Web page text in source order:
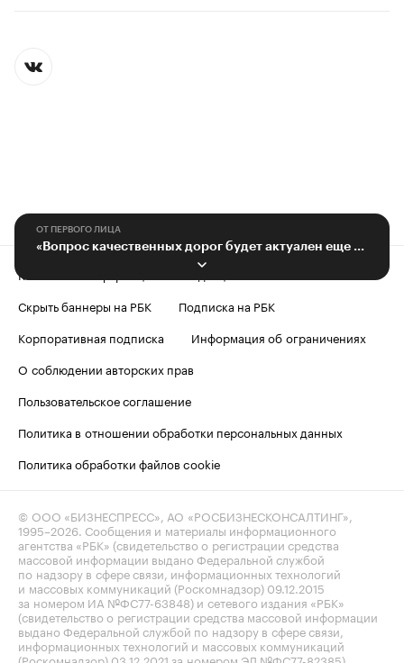
ОТ ПЕРВОГО ЛИЦА
«Вопрос качественных дорог будет актуален еще не одно десятилетие»
Контактная информация
Редакция
Скрыть баннеры на РБК
Подписка на РБК
Корпоративная подписка
Информация об ограничениях
О соблюдении авторских прав
Пользовательское соглашение
Политика в отношении обработки персональных данных
Политика обработки файлов cookie
© ООО «БИЗНЕСПРЕСС», АО «РОСБИЗНЕСКОНСАЛТИНГ»,
1995–2026 . Сообщения и материалы информационного
агентства «РБК» (свидетельство о регистрации средства
массовой информации выдано Федеральной службой
по надзору в сфере связи, информационных технологий
и массовых коммуникаций (Роскомнадзор) 09.12.2015
за номером ИА №ФС77-63848) и сетевого издания «РБК»
(свидетельство о регистрации средства массовой информации
выдано Федеральной службой по надзору в сфере связи,
информационных технологий и массовых коммуникаций
(Роскомнадзор) 03.12.2021 за номером ЭЛ №ФС77-82385)